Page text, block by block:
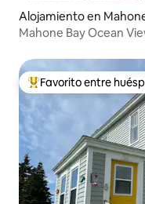
Alojamiento en
Favorito entre
Favorito entre